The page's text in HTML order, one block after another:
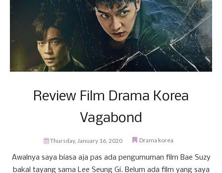
Review Film Drama Korea
Vagabond
Thursday, January 16, 2020 Drama korea
Awalnya saya biasa aja pas ada pengumuman film Bae Suzy
bakal tayang sama Lee Seung Gi. Belum ada film yang saya